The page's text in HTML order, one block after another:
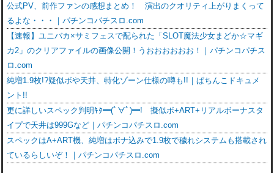
公式PV、前作ファンの感想まとめ！ 演出のクオリティ上がりまくって
るよな・・・｜パチンコパチスロ.com
【速報】ユニバカ×サミフェスで配られた「SLOT魔法少女まどか☆マギ
カ2」のクリアファイルの画像公開！うおおおおおお！｜パチンコパチス
ロ.com
純増1.9枚!?疑似ボや天井、特化ゾーン仕様の噂も!!｜ぱちんこドキュメ
ント!!
更に詳しいスペック判明ｷﾀ━(ﾟ∀ﾟ)━! 擬似ボ+ART+リアルボーナスタ
イプで天井は999Gなど｜パチンコパチスロ.com
スペックはA+ART機、純増はボナ込みで1.9枚で穢れシステムも搭載され
ているらしいぞ！｜パチンコパチスロ.com